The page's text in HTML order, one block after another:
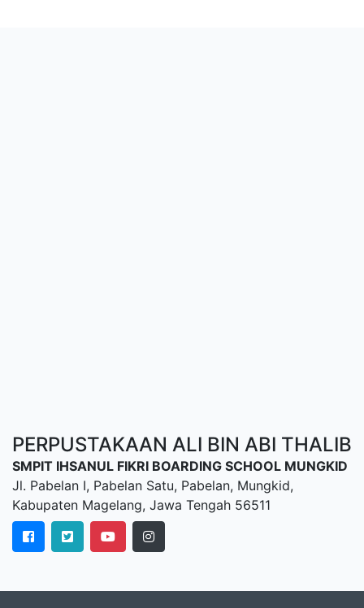
PERPUSTAKAAN ALI BIN ABI THALIB
SMPIT IHSANUL FIKRI BOARDING SCHOOL MUNGKID
Jl. Pabelan I, Pabelan Satu, Pabelan, Mungkid,
Kabupaten Magelang, Jawa Tengah 56511